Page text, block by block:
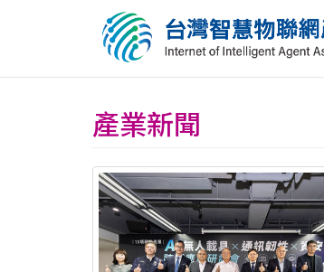
產業新聞